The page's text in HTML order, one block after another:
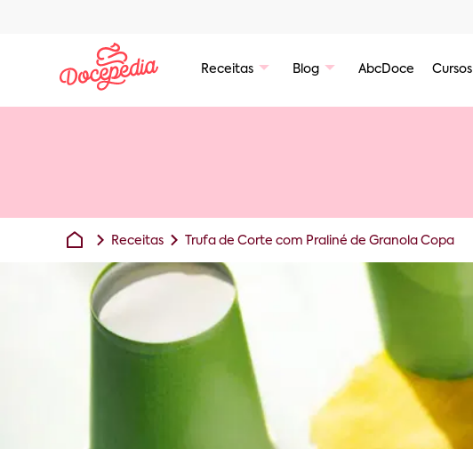
Receitas Blog AbcDoce Cursos
Receitas Trufa de Corte com Praliné de Granola Copa